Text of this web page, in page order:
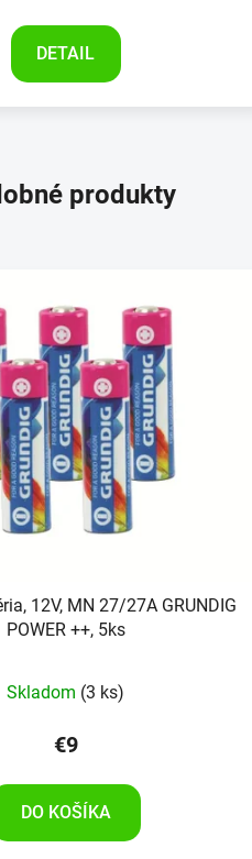
DETAIL
produkty
12V, MN 27/27A GRUNDIG
POWER ++, 5ks
Skladom (3 ks)
€9
DO KOŠÍKA